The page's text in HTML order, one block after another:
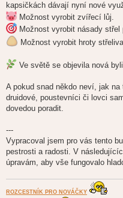
kapsičkách dávají nyní nové
Možnost vyrobit zvířecí lůj.
Možnost vyrobit násady
Možnost vyrobit hroty
Ve světě se objevila nová
A pokud snad někdo neví, jak
druidové, poustevníci či lovci
dovedou poradit.
---
Vypracoval jsem pro vás tento
pestrosti a radosti. V
úpravám, aby vše fungovalo
ROZCESTNÍK PRO NOVÁČKY